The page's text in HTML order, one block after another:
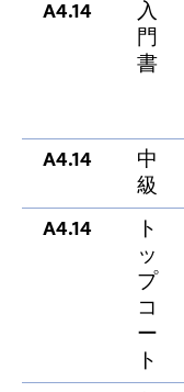
A4.14 入
門
書
A4.14 中
級
A4.14 ト
ッ
プ
コ
ー
ト